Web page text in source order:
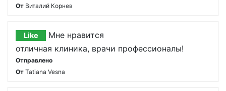
От Виталий Корнев
Like
Мне нравится
отличная клиника, врачи профессионалы!
Отправлено
От Tatiana Vesna